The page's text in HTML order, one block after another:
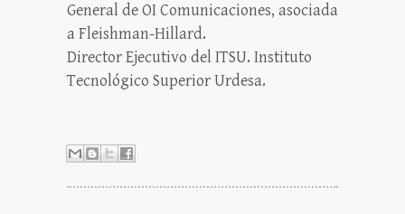
General de OI Comunicaciones, asociada
a Fleishman-Hillard.
Director Ejecutivo del ITSU. Instituto
Tecnológico Superior Urdesa.